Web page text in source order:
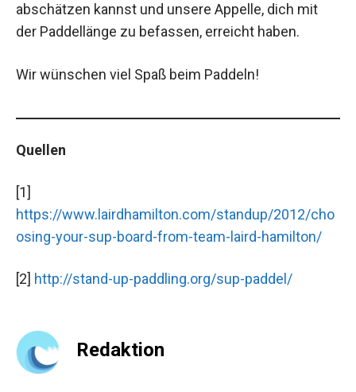
abschätzen kannst und unsere Appelle, dich mit
der Paddellänge zu befassen, erreicht haben.
Wir wünschen viel Spaß beim Paddeln!
Quellen
[1]
https://www.lairdhamilton.com/standup/2012/cho
osing-your-sup-board-from-team-laird-hamilton/
[2] http://stand-up-paddling.org/sup-paddel/
Redaktion